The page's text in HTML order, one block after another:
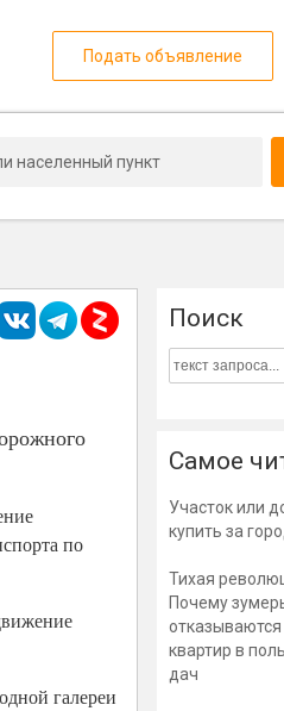
Подать объявление
по
галереи
Поиск
Самое
Участок или
купить за
Тихая
Почему
квартир в
дач